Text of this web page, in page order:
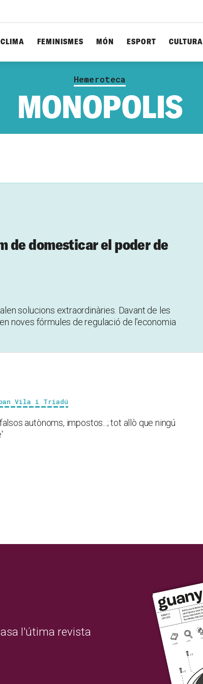
CLIMA FEMINISMES MÓN ESPORT CULTURA
Hemeroteca
MONOPOLIS
de domesticar el poder de
solucions extraordinàries. Davant de les
noves fórmules de regulació de l’economia
Vila i Triadú
autònoms, impostos...; tot allò que ningú
l'útima revista